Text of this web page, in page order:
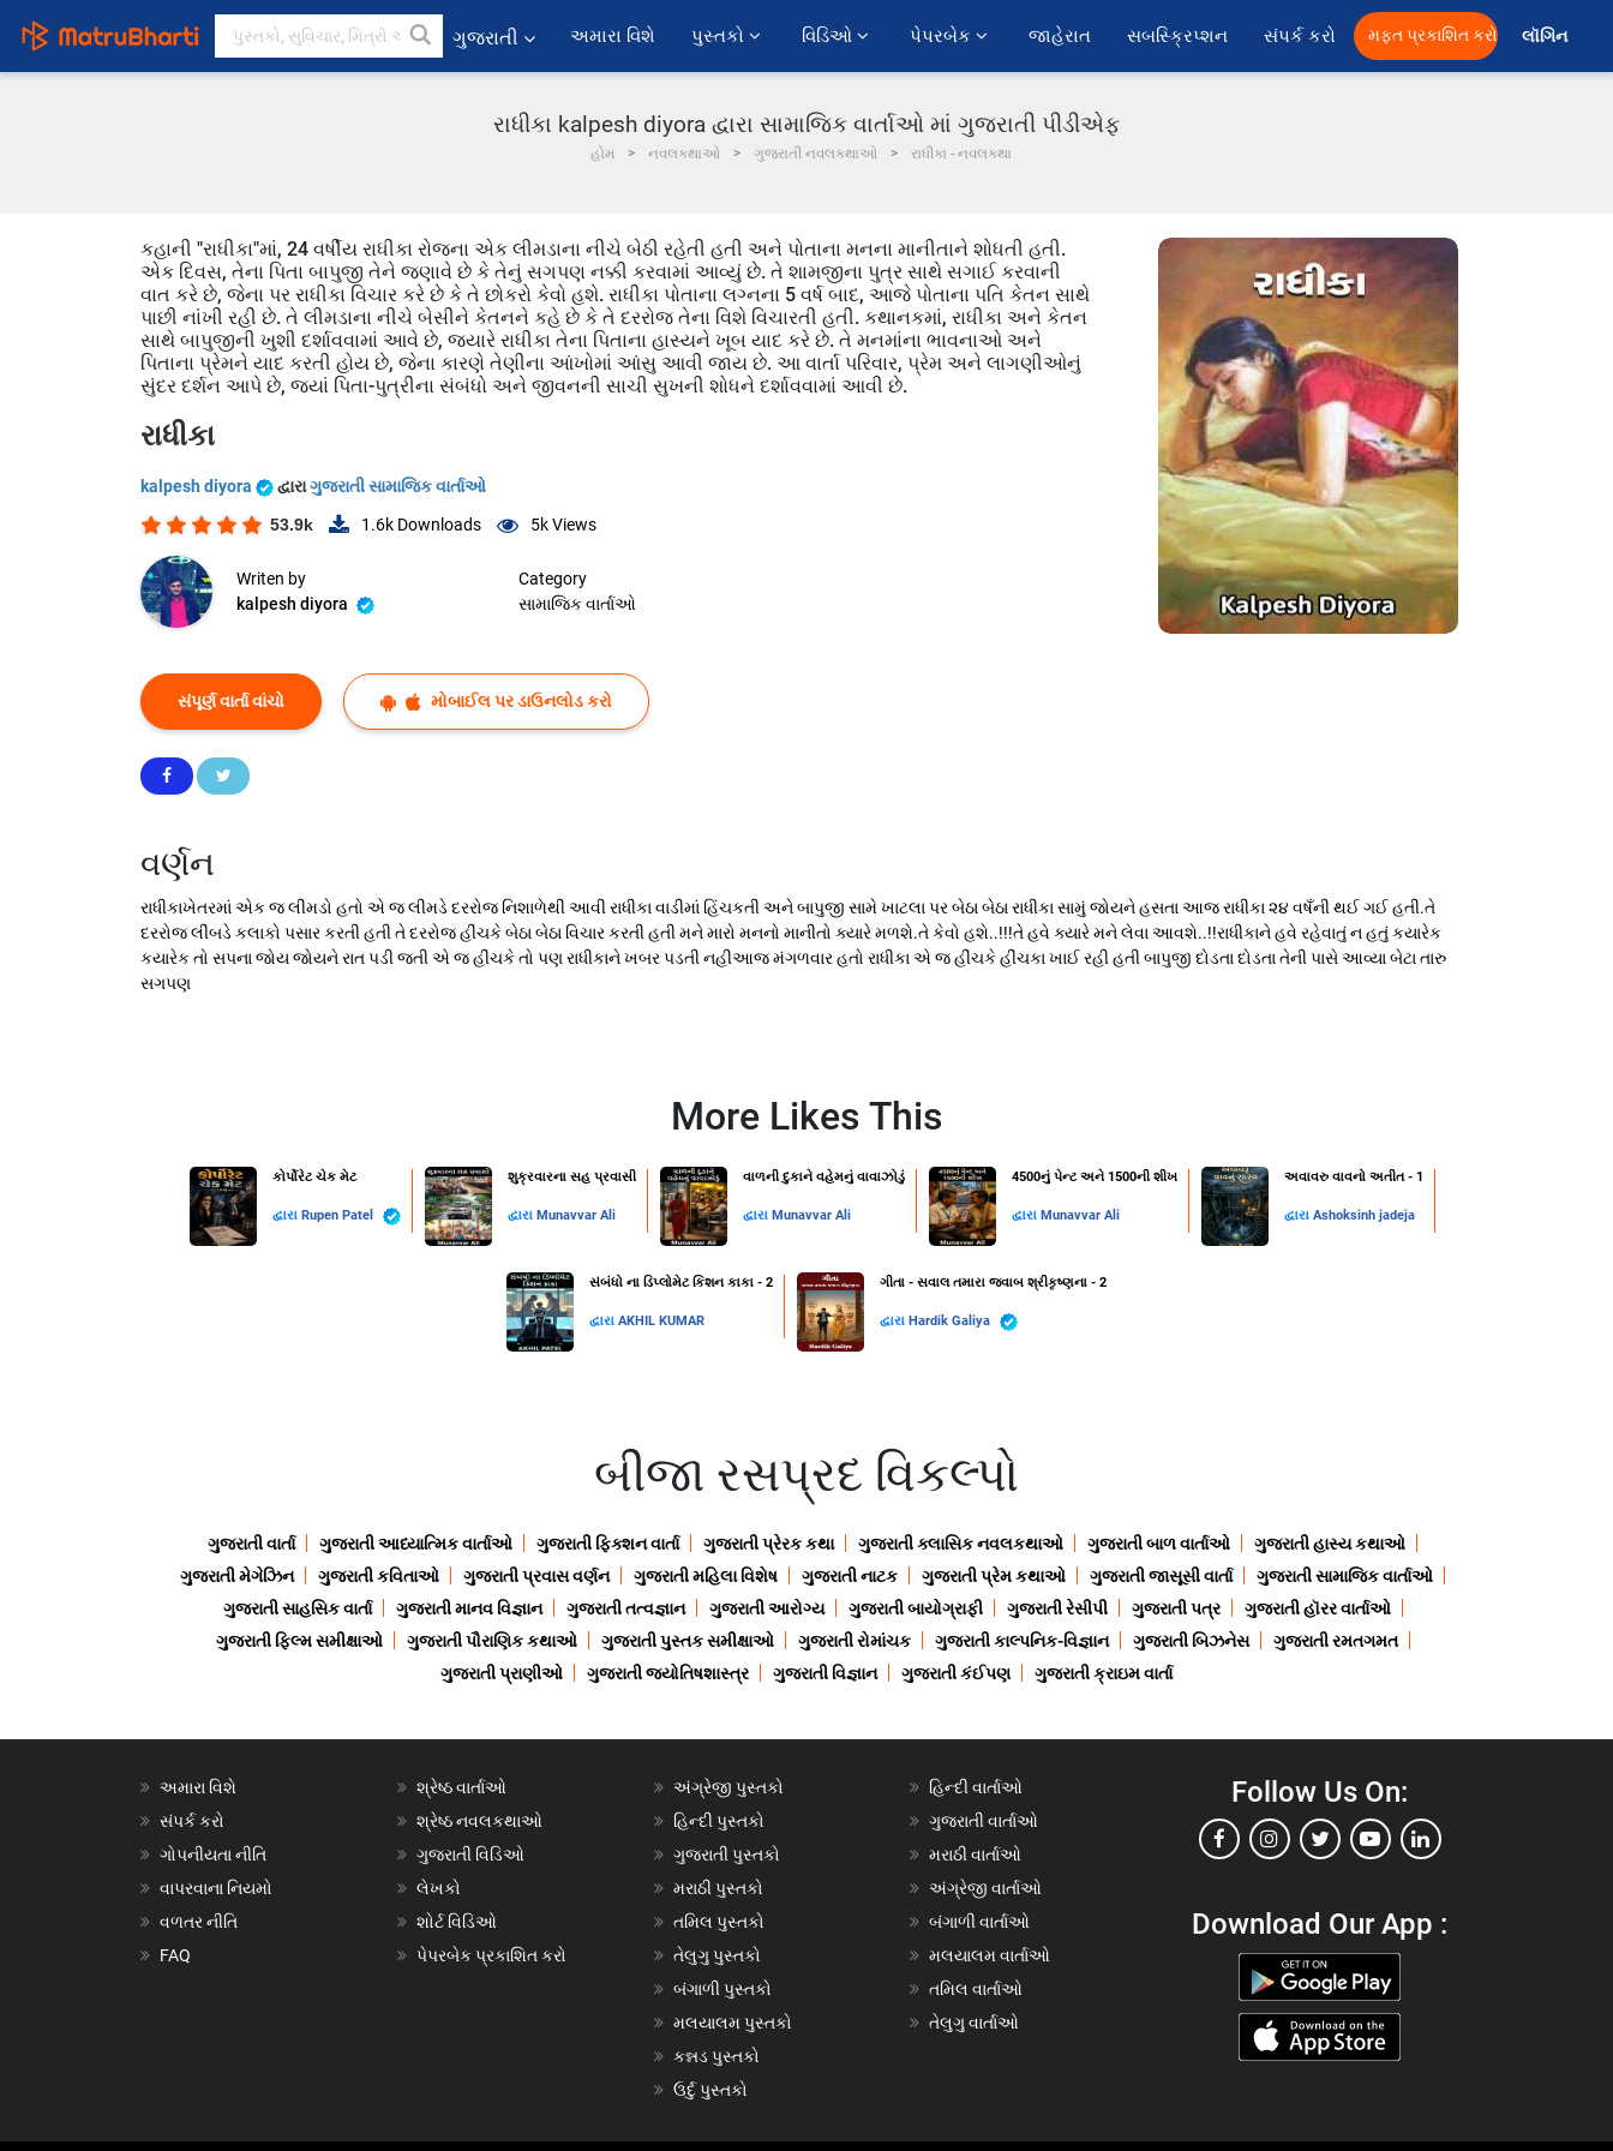
ગુજરાતી અમારા વિશે પુસ્તકો વિડિઓ પેપરબેક જાહેરાત સબસ્ક્રિપ્શન સંપર્ક કરો મફત પ્રકાશિત કરો લૉગિન
રાધીકા kalpesh diyora દ્વારા સામાજિક વાર્તાઓ માં ગુજરાતી પીડીએફ
હોમ નવલકથાઓ ગુજરાતી નવલકથાઓ રાધીકા - નવલકથા
કહાની "રાધીકા"માં, 24 વર્ષીય રાધીકા રોજના એક લીમડાના નીચે બેઠી રહેતી હતી અને પોતાના મનના માનીતાને શોધતી હતી.
એક દિવસ, તેના પિતા બાપુજી તેને જણાવે છે કે તેનું સગપણ નક્કી કરવામાં આવ્યું છે. તે શામજીના પુત્ર સાથે સગાઈ કરવાની
વાત કરે છે, જેના પર રાધીકા વિચાર કરે છે કે તે છોકરો કેવો હશે. રાધીકા પોતાના લગ્નના 5 વર્ષ બાદ, આજે પોતાના પતિ કેતન સાથે
પાછી નાંખી રહી છે. તે લીમડાના નીચે બેસીને કેતનને કહે છે કે તે દરરોજ તેના વિશે વિચારતી હતી. કથાનકમાં, રાધીકા અને કેતન
સાથે બાપુજીની ખુશી દર્શાવવામાં આવે છે, જ્યારે રાધીકા તેના પિતાના હાસ્યને ખૂબ યાદ કરે છે. તે મનમાંના ભાવનાઓ અને
પિતાના પ્રેમને યાદ કરતી હોય છે, જેના કારણે તેણીના આંખોમાં આંસુ આવી જાય છે. આ વાર્તા પરિવાર, પ્રેમ અને લાગણીઓનું
સુંદર દર્શન આપે છે, જ્યાં પિતા-પુત્રીના સંબંધો અને જીવનની સાચી સુખની શોધને દર્શાવવામાં આવી છે.
રાધીકા
kalpesh diyora દ્વારાગુજરાતી સામાજિક વાર્તાઓ
53.9k 1.6k Downloads 5kViews
Writen by
kalpesh diyora
Category
સામાજિક વાર્તાઓ
સંપૂર્ણ વાર્તા વાંચો મોબાઈલ પર ડાઉનલોડ કરો
વર્ણન
રાધીકાખેતરમાં એક જ લીમડો હતો એ જ લીમડે દરરોજ નિશાળેથી આવી રાધીકા વાડીમાં હિંચકતી અને બાપુજી સામે ખાટલા પર બેઠા બેઠા રાધીકા સામું જોયને હસતા આજ રાધીકા ૨૪ વષઁની થઈ ગઈ હતી.તે
દરરોજ લીંબડે કલાકો પસાર કરતી હતી તે દરરોજ હીંચકે બેઠા બેઠા વિચાર કરતી હતી મને મારો મનનો માનીતો ક્યારે મળશે.તે કેવો હશે..!!!તે હવે ક્યારે મને લેવા આવશે..!!રાધીકાને હવે રહેવાતું ન હતું કયારેક
કયારેક તો સપના જોય જોયને રાત પડી જતી એ જ હીંચકે તો પણ રાધીકાને ખબર પડતી નહીઆજ મંગળવાર હતો રાધીકા એ જ હીંચકે હીંચકા ખાઈ રહી હતી બાપુજી દોડતા દોડતા તેની પાસે આવ્યા બેટા તારુ
સગપણ
More Likes This
કોર્પોરેટ ચેક મેટ
દ્વારા Rupen Patel
શુક્રવારના સહ પ્રવાસી
દ્વારા Munavvar Ali
વાળની દુકાને વહેમનું વાવાઝોડું
દ્વારા Munavvar Ali
4500નું પેન્ટ અને 1500ની શીખ
દ્વારા Munavvar Ali
અવાવરુ વાવનો અતીત - 1
દ્વારા Ashoksinh jadeja
સંબંધો ના ડિપ્લોમેટ કિશન કાકા - 2
દ્વારા AKHIL KUMAR
ગીતા - સવાલ તમારા જવાબ શ્રીકૃષ્ણના - 2
દ્વારા Hardik Galiya
બીજા રસપ્રદ વિકલ્પો
ગુજરાતી વાર્તા ગુજરાતી આધ્યાત્મિક વાર્તાઓ ગુજરાતી ફિક્શન વાર્તા ગુજરાતી પ્રેરક કથા ગુજરાતી ક્લાસિક નવલકથાઓ ગુજરાતી બાળ વાર્તાઓ
ગુજરાતી હાસ્ય કથાઓ
ગુજરાતી મેગેઝિન
ગુજરાતી કવિતાઓ ગુજરાતી પ્રવાસ વર્ણન ગુજરાતી મહિલા વિશેષ ગુજરાતી નાટક ગુજરાતી પ્રેમ કથાઓ ગુજરાતી જાસૂસી વાર્તા
ગુજરાતી સામાજિક વાર્તાઓ
ગુજરાતી સાહસિક વાર્તા
ગુજરાતી માનવ વિજ્ઞાન ગુજરાતી તત્વજ્ઞાન ગુજરાતી આરોગ્ય ગુજરાતી બાયોગ્રાફી ગુજરાતી રેસીપી ગુજરાતી પત્ર
ગુજરાતી હૉરર વાર્તાઓ
ગુજરાતી ફિલ્મ સમીક્ષાઓ
ગુજરાતી પૌરાણિક કથાઓ ગુજરાતી પુસ્તક સમીક્ષાઓ ગુજરાતી રોમાંચક ગુજરાતી કાલ્પનિક-વિજ્ઞાન ગુજરાતી બિઝનેસ
ગુજરાતી રમતગમત
ગુજરાતી પ્રાણીઓ
ગુજરાતી જ્યોતિષશાસ્ત્ર ગુજરાતી વિજ્ઞાન ગુજરાતી કંઈપણ ગુજરાતી ક્રાઇમ વાર્તા
અમારા વિશે
સંપર્ક કરો
ગોપનીયતા નીતિ
વાપરવાના નિયમો
વળતર નીતિ
FAQ
શ્રેષ્ઠ વાર્તાઓ
શ્રેષ્ઠ નવલકથાઓ
ગુજરાતી વિડિઓ
લેખકો
શોર્ટ વિડિઓ
પેપરબેક પ્રકાશિત કરો
અંગ્રેજી પુસ્તકો
હિન્દી પુસ્તકો
ગુજરાતી પુસ્તકો
મરાઠી પુસ્તકો
તમિલ પુસ્તકો
તેલુગુ પુસ્તકો
બંગાળી પુસ્તકો
મલયાલમ પુસ્તકો
કન્નડ પુસ્તકો
ઉર્દુ પુસ્તકો
હિન્દી વાર્તાઓ
ગુજરાતી વાર્તાઓ
મરાઠી વાર્તાઓ
અંગ્રેજી વાર્તાઓ
બંગાળી વાર્તાઓ
મલયાલમ વાર્તાઓ
તમિલ વાર્તાઓ
તેલુગુ વાર્તાઓ
Follow Us On:
Download Our App :